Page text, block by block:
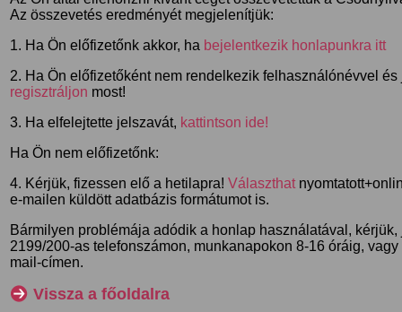
Az összevetés eredményét megjelenítjük:
1. Ha Ön előfizetőnk akkor, ha bejelentkezik honlapunkra itt
2. Ha Ön előfizetőként nem rendelkezik felhasználónévvel
regisztráljon most!
3. Ha elfelejtette jelszavát, kattintson ide!
Ha Ön nem előfizetőnk:
4. Kérjük, fizessen elő a hetilapra!Választhat
e-mailen küldött adatbázis formátumot is.
Bármilyen problémája adódik a honlap használatával,
2199/200-as telefonszámon, munkanapokon 8-16 óráig,
mail-címen.
Vissza a főoldalra